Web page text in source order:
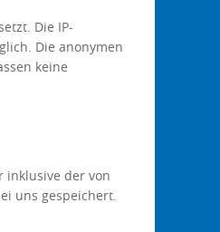
Die IP-
Die anonymen
keine
inklusive der von
uns gespeichert.